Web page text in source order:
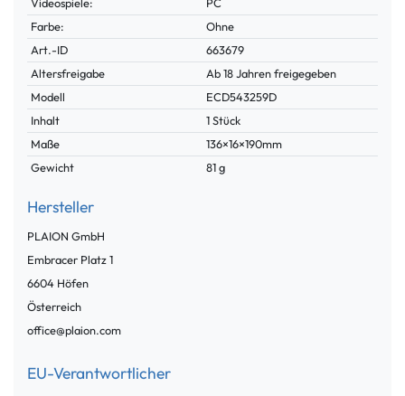
Farbe:
Ohne
Technisches
Merkmal
Wert
Art.-ID
663679
Altersfreigabe
Ab 18 Jahren freigegeben
Modell
ECD543259D
Inhalt
1 Stück
Maße
136×16×190mm
Gewicht
81 g
Hersteller
PLAION GmbH
Embracer Platz1
6604 Höfen
Österreich
office@plaion.com
EU-Verantwortlicher